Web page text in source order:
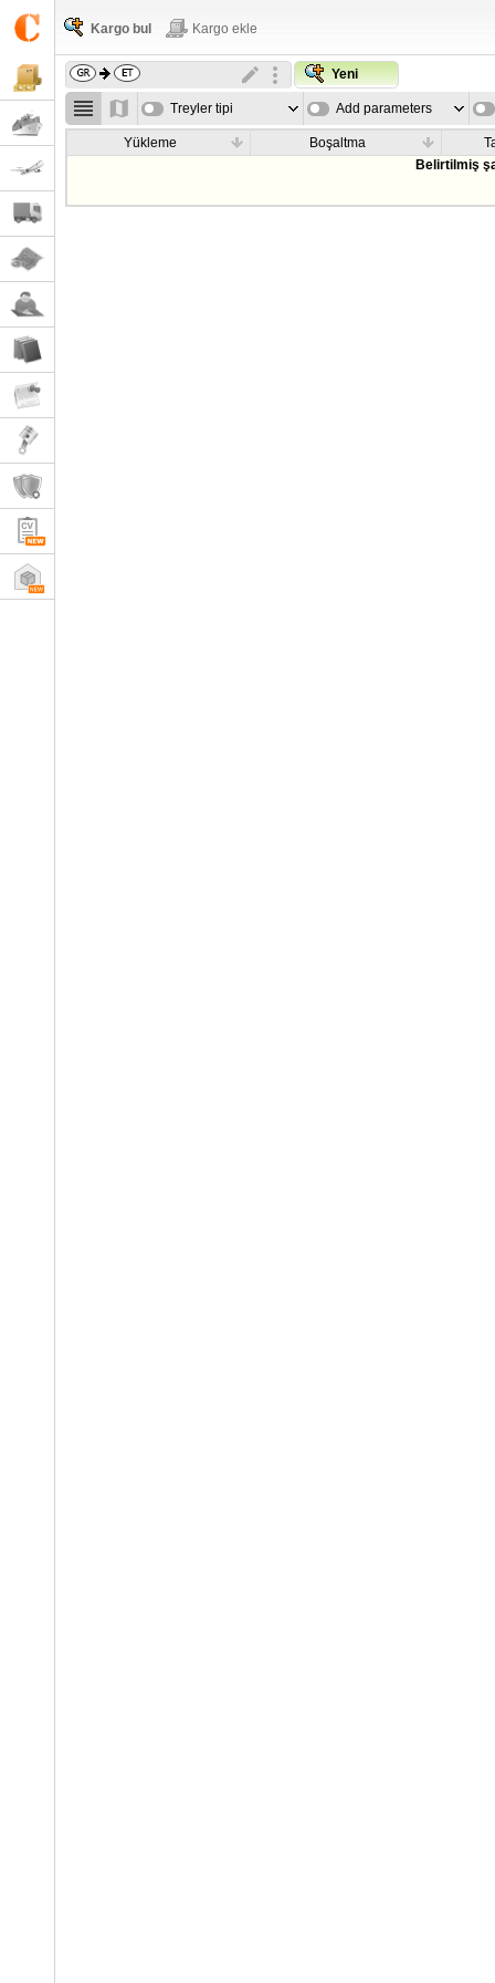
Kargo bul Kargo ekle
Yeni
Treyler tipi Add parameters
Yükleme Boşaltma
Belirtilmiş